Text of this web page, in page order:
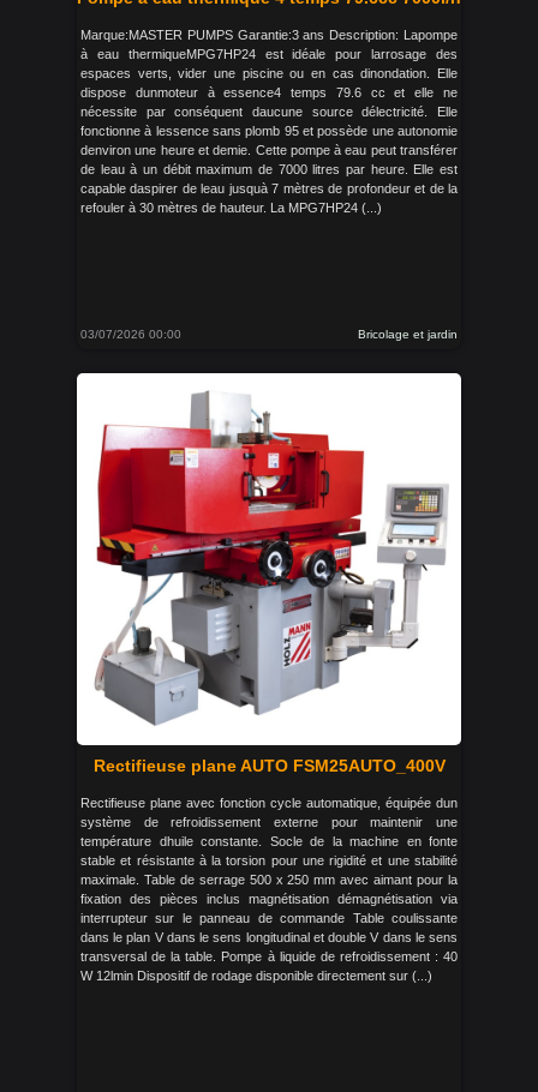
Marque:MASTER PUMPS Garantie:3 ans Description: Lapompe
à eau thermiqueMPG7HP24 est idéale pour larrosage des
espaces verts, vider une piscine ou en cas dinondation. Elle
dispose dunmoteur à essence4 temps 79.6 cc et elle ne
nécessite par conséquent daucune source délectricité. Elle
fonctionne à lessence sans plomb 95 et possède une autonomie
denviron une heure et demie. Cette pompe à eau peut transférer
de leau à un débit maximum de 7000 litres par heure. Elle est
capable daspirer de leau jusquà 7 mètres de profondeur et de la
refouler à 30 mètres de hauteur. La MPG7HP24 (...)
03/07/2026 00:00 Bricolage et jardin
Rectifieuse plane AUTO FSM25AUTO_400V
Rectifieuse plane avec fonction cycle automatique, équipée dun
système de refroidissement externe pour maintenir une
température dhuile constante. Socle de la machine en fonte
stable et résistante à la torsion pour une rigidité et une stabilité
maximale. Table de serrage 500 x 250 mm avec aimant pour la
fixation des pièces inclus magnétisation démagnétisation via
interrupteur sur le panneau de commande Table coulissante
dans le plan V dans le sens longitudinal et double V dans le sens
transversal de la table. Pompe à liquide de refroidissement : 40
W 12lmin Dispositif de rodage disponible directement sur (...)